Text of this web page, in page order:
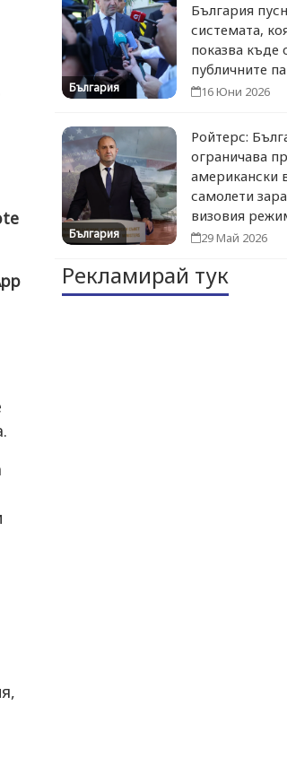
България
България
системата,
показва къде
публичните
16 Юни 2026
България
Ройтерс:
ограничава
американски
самолети
визовия
29 Май 2026
Рекламирай тук